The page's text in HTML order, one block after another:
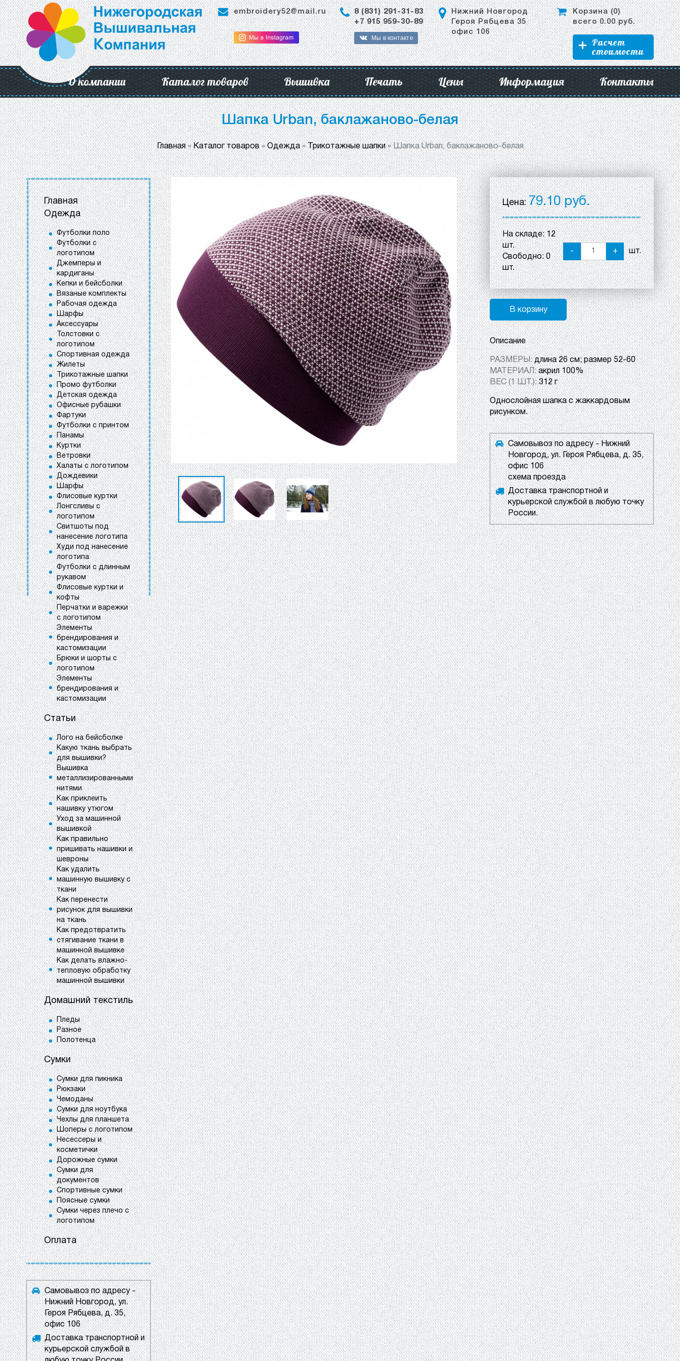
embroidery52@mail.ru
8 (831) 291-31-83
+7 915 959-30-89
Мы в контакте
Нижний Новгород
Героя Рябцева 35
офис 106
Корзина (0)
всего0.00руб.
Расчет
стоимости
О компании Каталог товаров Вышивка Печать Цены Информация Контакты
Шапка Urban, баклажаново-белая
Главная»Каталог товаров»Одежда»Трикотажные шапки»Шапка Urban, баклажаново-белая
Главная
Одежда
Футболки поло
Футболки с
логотипом
Джемперы и
кардиганы
Кепки и бейсболки
Вязаные комплекты
Рабочая одежда
Шарфы
Аксессуары
Толстовки с
логотипом
Спортивная одежда
Жилеты
Трикотажные шапки
Промо футболки
Детская одежда
Офисные рубашки
Фартуки
Футболки с принтом
Панамы
Куртки
Ветровки
Халаты с логотипом
Дождевики
Шарфы
Флисовые куртки
Лонгсливы с
логотипом
Свитшоты под
нанесение логотипа
Худи под нанесение
логотипа
Футболки с длинным
рукавом
Флисовые куртки и
кофты
Перчатки и варежки
с логотипом
Элементы
брендирования и
кастомизации
Брюки и шорты с
логотипом
Элементы
брендирования и
кастомизации
Статьи
Лого на бейсболке
Какую ткань выбрать
для вышивки?
Вышивка
металлизированными
нитями
Как приклеить
нашивку утюгом
Уход за машинной
вышивкой
Как правильно
пришивать нашивки и
шевроны
Как удалить
машинную вышивку с
ткани
Как перенести
рисунок для вышивки
на ткань
Как предотвратить
стягивание ткани в
машинной вышивке
Как делать влажно-
тепловую обработку
машинной вышивки
Домашний текстиль
Пледы
Разное
Полотенца
Сумки
Сумки для пикника
Рюкзаки
Чемоданы
Сумки для ноутбука
Чехлы для планшета
Шоперы с логотипом
Несессеры и
косметички
Дорожные сумки
Сумки для
документов
Спортивные сумки
Поясные сумки
Сумки через плечо с
логотипом
Оплата
Самовывоз по адресу -
Нижний Новгород, ул.
Героя Рябцева, д. 35,
офис 106
Доставка транспортной и
курьерской службой в
Цена:79.10 руб.
На складе:12
шт.
Свободно:0
шт.
- + шт.
В корзину
Описание
РАЗМЕРЫ:длина 26 см; размер 52-60
МАТЕРИАЛ:акрил 100%
ВЕС (1 ШТ.):312 г
Однослойная шапка с жаккардовым
рисунком.
Самовывоз по адресу - Нижний
Новгород, ул. Героя Рябцева, д. 35,
офис 106
схема проезда
Доставка транспортной и
курьерской службой в любую точку
России.